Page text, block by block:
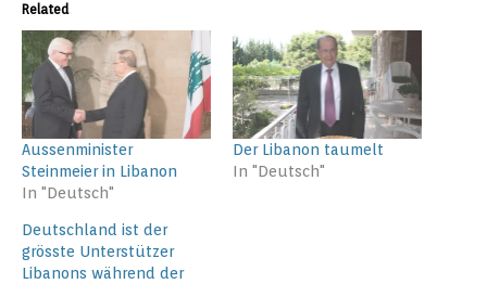
Related
Aussenminister
Steinmeier in Libanon
In "Deutsch"
Der Libanon taumelt
In "Deutsch"
Deutschland ist der
grösste Unterstützer
Libanons während der